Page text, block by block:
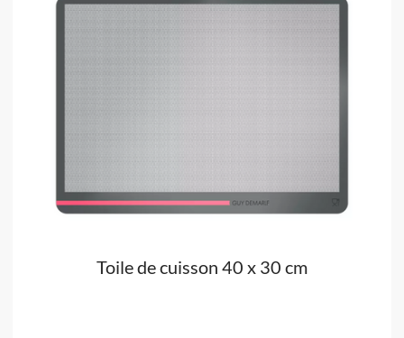
Toile de cuisson 40 x 30 cm